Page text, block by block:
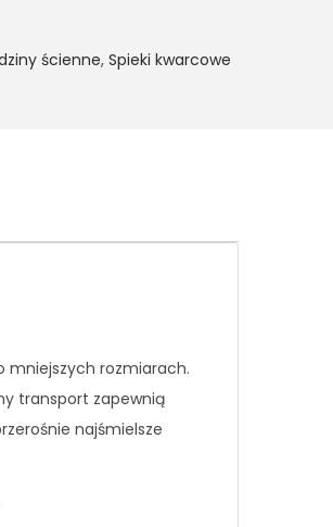
ścienne, Spieki kwarcowe
mniejszych rozmiarach.
transport zapewnią
najśmielsze